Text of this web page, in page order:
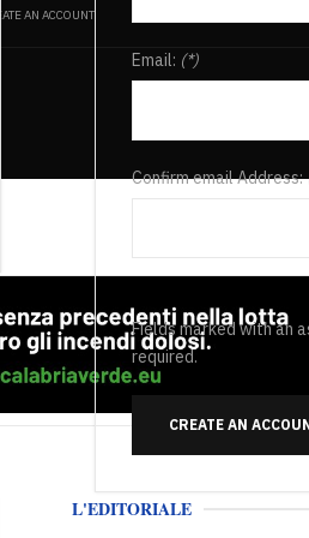
AN ACCOUNT
Email: (*)
Confirm email Address:
Fields marked with an
required.
CREATE AN
L'EDITORIALE